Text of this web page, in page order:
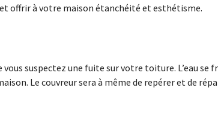
offrir à votre maison étanchéité et esthétisme.
suspectez une fuite sur votre toiture. L’eau se
Le couvreur sera à même de repérer et de